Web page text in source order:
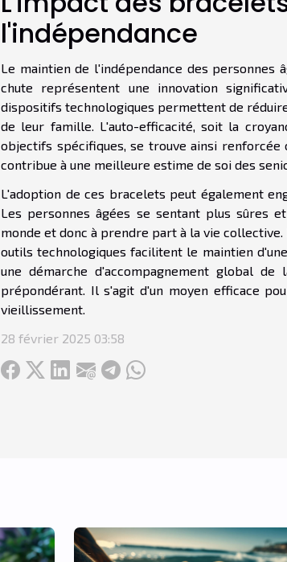
l'indépendance
Le maintien de l'indépendance des personnes
chute représentent une innovation
dispositifs technologiques permettent de
de leur famille. L'auto-efficacité, soit la
objectifs spécifiques, se trouve ainsi
contribue à une meilleure estime de soi des
L'adoption de ces bracelets peut également
Les personnes âgées se sentant plus sûres
monde et donc à prendre part à la vie
outils technologiques facilitent le maintien
une démarche d'accompagnement global
prépondérant. Il s'agit d'un moyen efficace
vieillissement.
28 février 2025 03:58